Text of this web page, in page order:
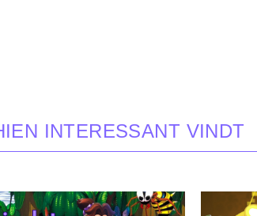
INTERESSANT VINDT